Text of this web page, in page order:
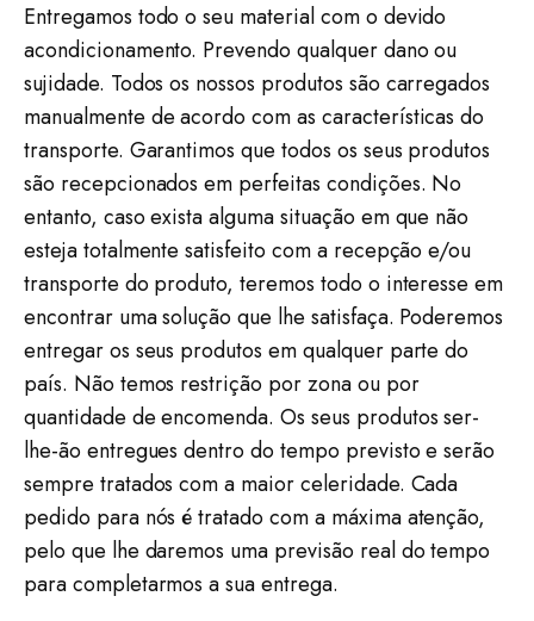
Entregamos todo o seu material com o devido
acondicionamento. Prevendo qualquer dano ou
sujidade. Todos os nossos produtos são carregados
manualmente de acordo com as características do
transporte. Garantimos que todos os seus produtos
são recepcionados em perfeitas condições. No
entanto, caso exista alguma situação em que não
esteja totalmente satisfeito com a recepção e/ou
transporte do produto, teremos todo o interesse em
encontrar uma solução que lhe satisfaça. Poderemos
entregar os seus produtos em qualquer parte do
país. Não temos restrição por zona ou por
quantidade de encomenda. Os seus produtos ser-
lhe-ão entregues dentro do tempo previsto e serão
sempre tratados com a maior celeridade. Cada
pedido para nós é tratado com a máxima atenção,
pelo que lhe daremos uma previsão real do tempo
para completarmos a sua entrega.